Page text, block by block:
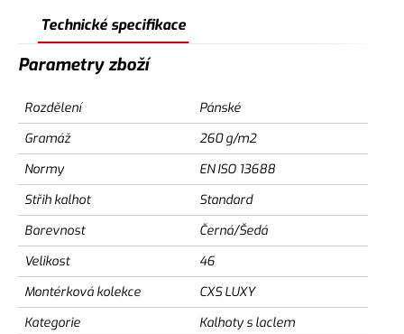
Technické specifikace
Parametry zboží
Rozdělení
Pánské
Gramáž
260 g/m2
Normy
EN ISO 13688
Střih kalhot
Standard
Barevnost
Černá/Šedá
Velikost
46
Montérková kolekce
CXS LUXY
Kategorie
Kalhoty s laclem